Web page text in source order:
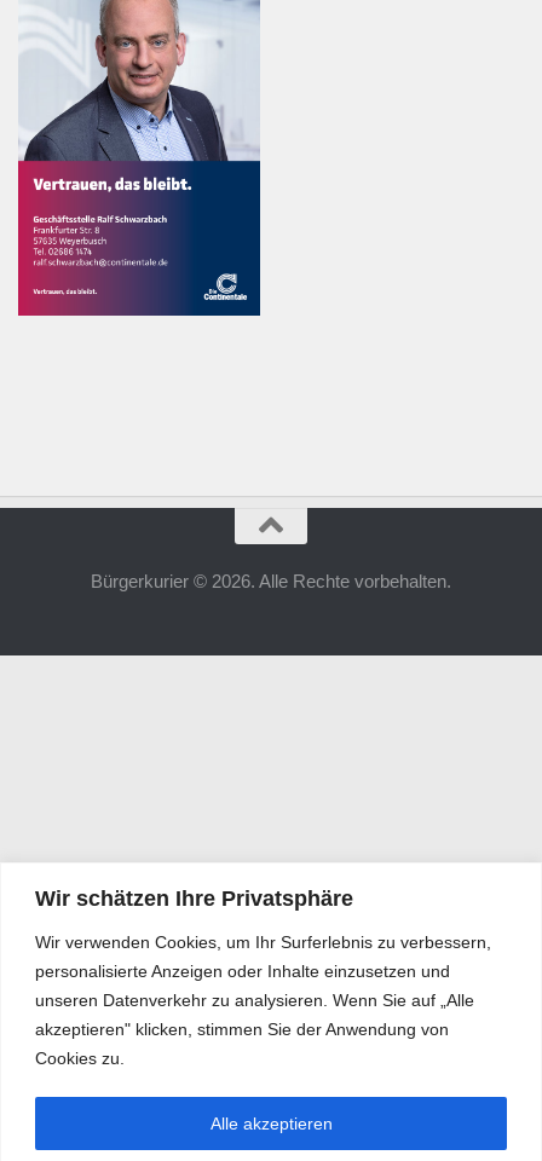
Wir schätzen Ihre Privatsphäre
Wir verwenden Cookies, um Ihr Surferlebnis zu verbessern,
personalisierte Anzeigen oder Inhalte einzusetzen und
unseren Datenverkehr zu analysieren. Wenn Sie auf „Alle
akzeptieren" klicken, stimmen Sie der Anwendung von
Cookies zu.
Alle akzeptieren
Bürgerkurier © 2026. Alle Rechte vorbehalten.